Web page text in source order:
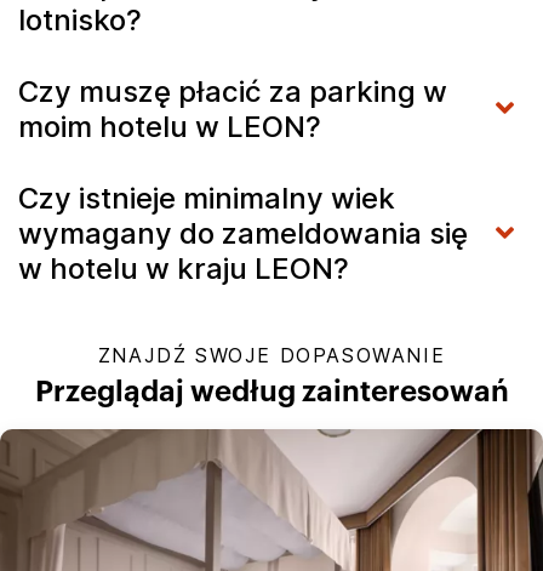
lotnisko?
Czy muszę płacić za parking w
moim hotelu w LEON?
Czy istnieje minimalny wiek
wymagany do zameldowania się
w hotelu w kraju LEON?
ZNAJDŹ SWOJE DOPASOWANIE
Przeglądaj według zainteresowań